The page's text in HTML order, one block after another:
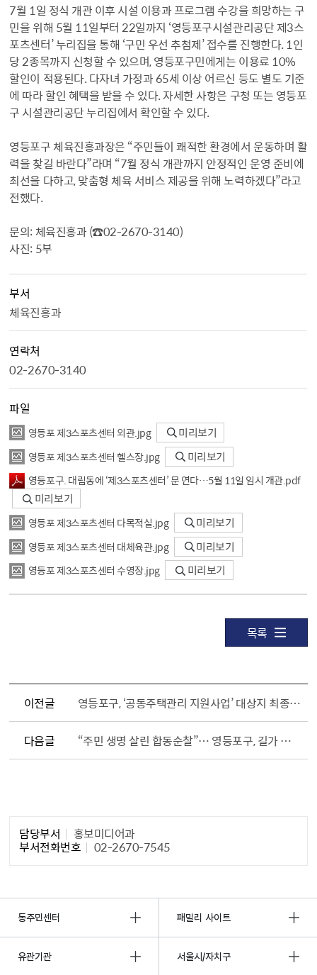
7월 1일 정식 개관 이후 시설 이용과 프로그램 수강을 희망하는 구
민을 위해 5월 11일부터 22일까지 ‘영등포구시설관리공단 제3스
포츠센터’ 누리집을 통해 ‘구민 우선 추첨제’ 접수를 진행한다. 1인
당 2종목까지 신청할 수 있으며, 영등포구민에게는 이용료 10%
할인이 적용된다. 다자녀 가정과 65세 이상 어르신 등도 별도 기준
에 따라 할인 혜택을 받을 수 있다. 자세한 사항은 구청 또는 영등포
구 시설관리공단 누리집에서 확인할 수 있다.
영등포구 체육진흥과장은 “주민들이 쾌적한 환경에서 운동하며 활
력을 찾길 바란다”라며 “7월 정식 개관까지 안정적인 운영 준비에
최선을 다하고, 맞춤형 체육 서비스 제공을 위해 노력하겠다”라고
전했다.
문의: 체육진흥과 (☎02-2670-3140)
사진: 5부
부서
체육진흥과
연락처
02-2670-3140
파일
영등포 제3스포츠센터 외관.jpg
미리보기
영등포 제3스포츠센터 헬스장.jpg
미리보기
영등포구. 대림동에 ‘제3스포츠센터’ 문 연다…5월 11일 임시 개관.pdf
미리보기
영등포 제3스포츠센터 다목적실.jpg
미리보기
영등포 제3스포츠센터 대체육관.jpg
미리보기
영등포 제3스포츠센터 수영장.jpg
미리보기
목록
이전글 영등포구, ‘공동주택관리 지원사업’ 대상지 최종 선정 … 아파트 64곳에 총 9억 원 지원
다음글 “주민 생명 살린 합동순찰”… 영등포구, 길가 뇌출혈 어르신의 골든타임 지켰다
담당부서 홍보미디어과
부서전화번호 02-2670-7545
동주민센터 패밀리 사이트
유관기관 서울시/자치구